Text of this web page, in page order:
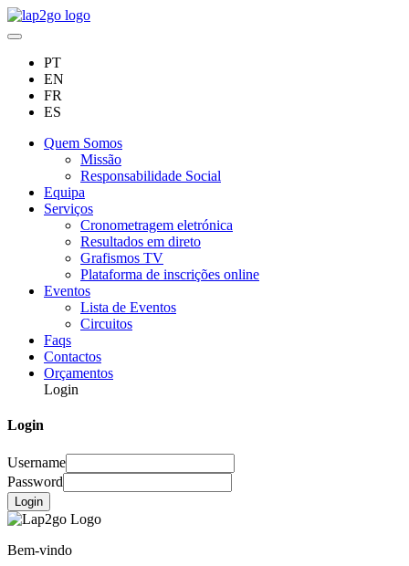
PT
EN
FR
ES
Quem Somos
Missão
Responsabilidade Social
Equipa
Serviços
Cronometragem eletrónica
Resultados em direto
Grafismos TV
Plataforma de inscrições online
Eventos
Lista de Eventos
Circuitos
Faqs
Contactos
Orçamentos
Login
Login
Username
Password
Login
Bem-vindo